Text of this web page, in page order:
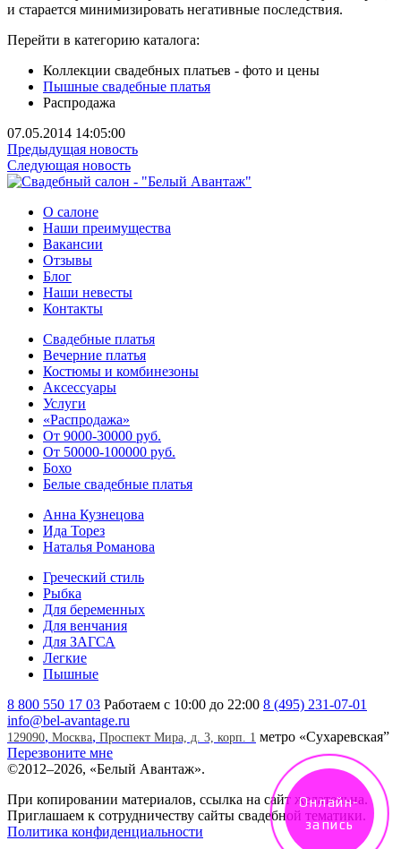
и старается минимизировать негативные последствия.
Перейти в категорию каталога:
Коллекции свадебных платьев - фото и цены
Пышные свадебные платья
Распродажа
07.05.2014 14:05:00
Предыдущая новость
Следующая новость
О салоне
Наши преимущества
Вакансии
Отзывы
Блог
Наши невесты
Контакты
Свадебные платья
Вечерние платья
Костюмы и комбинезоны
Аксессуары
Услуги
«Распродажа»
От 9000-30000 руб.
От 50000-100000 руб.
Бохо
Белые свадебные платья
Анна Кузнецова
Ида Торез
Наталья Романова
Греческий стиль
Рыбка
Для беременных
Для венчания
Для ЗАГСА
Легкие
Пышные
8 800 550 17 03 Работаем с 10:00 до 22:00 8 (495) 231-07-01
info@bel-avantage.ru
129090, Москва, Проспект Мира, д. 3, корп. 1 метро «Сухаревская”
Перезвоните мне
©2012–2026, «Белый Авантаж».
При копировании материалов, ссылка на сайт желательна.
Приглашаем к сотрудничеству сайты свадебной тематики.
Политика конфиденциальности
Онлайн-
запись